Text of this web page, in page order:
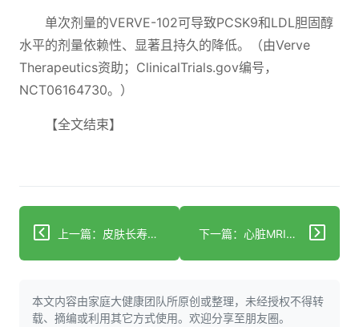
单次剂量的VERVE-102可导致PCSK9和LDL胆固醇
水平的剂量依赖性、显著且持久的降低。（由Verve
Therapeutics资助；ClinicalTrials.gov编号，
NCT06164730。）
【全文结束】
上一篇：皮肤长寿与外泌体精华正在取代传统抗衰老产品 下一篇：心脏MRI能否显示冠状动脉疾病？深度研究
本文内容由家庭大健康团队所原创或整理，未经授权不得转
载、摘编或利用其它方式使用。欢迎分享至朋友圈。